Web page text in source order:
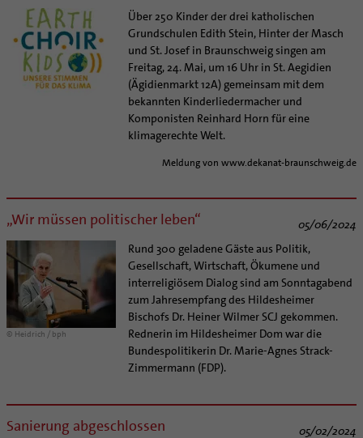
Über 250 Kinder der drei katholischen
Grundschulen Edith Stein, Hinter der Masch
und St. Josef in Braunschweig singen am
Freitag, 24. Mai, um 16 Uhr in St. Aegidien
(Ägidienmarkt 12A) gemeinsam mit dem
bekannten Kinderliedermacher und
Komponisten Reinhard Horn für eine
klimagerechte Welt.
Meldung von www.dekanat-braunschweig.de
„Wir müssen politischer leben“ 05/06/2024
© Heidrich / bph
Rund 300 geladene Gäste aus Politik,
Gesellschaft, Wirtschaft, Ökumene und
interreligiösem Dialog sind am Sonntagabend
zum Jahresempfang des Hildesheimer
Bischofs Dr. Heiner Wilmer SCJ gekommen.
Rednerin im Hildesheimer Dom war die
Bundespolitikerin Dr. Marie-Agnes Strack-
Zimmermann (FDP).
Sanierung abgeschlossen 05/02/2024